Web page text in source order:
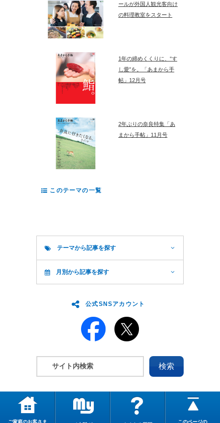
ールが外国人観光客向け
の料理教室をスタート
1年の締めくくりに、“す
し愛”を。「あまから手
帖」12月号
2年ぶりの奈良特集「あ
まから手帖」11月号
このテーマの一覧
テーマから記事を探す
月別から記事を探す
公式SNSアカウント
ご家庭のお客さま このページの